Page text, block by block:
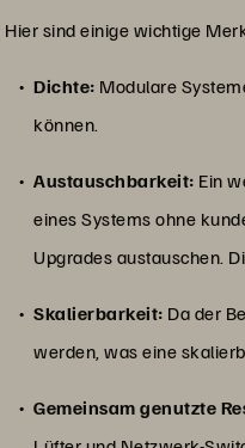
Hier sind einige wichtige
Dichte: Modulare
können.
Austauschbarkeit: Ein
eines Systems ohne
Upgrades austauschen.
Skalierbarkeit: Da der
werden, was eine
Gemeinsam genutzte